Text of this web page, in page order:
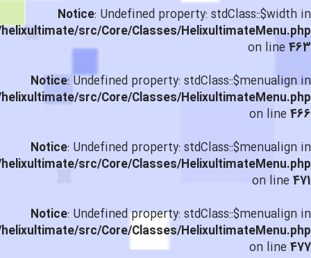
Notice: Undefined property: stdClass::$width in
src/Core/Classes/HelixultimateMenu.php
on line463
Notice: Undefined property: stdClass::$menualign in
src/Core/Classes/HelixultimateMenu.php
on line466
Notice: Undefined property: stdClass::$menualign in
src/Core/Classes/HelixultimateMenu.php
on line471
Notice: Undefined property: stdClass::$menualign in
src/Core/Classes/HelixultimateMenu.php
on line477